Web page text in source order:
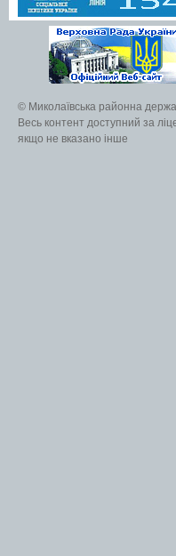
© Миколаївська районна
Весь контент доступний за
якщо не вказано інше